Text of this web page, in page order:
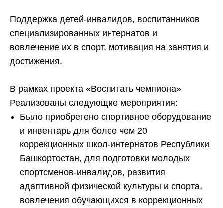
Поддержка детей-инвалидов, воспитанников
специализированных интернатов и
вовлечение их в спорт, мотивация на занятия и
достижения.
В рамках проекта «Воспитать чемпиона»
Реализованы следующие мероприятия:
Было приобретено спортивное оборудование
и инвентарь для более чем 20
коррекционных школ-интернатов Республики
Башкортостан, для подготовки молодых
спортсменов-инвалидов, развития
адаптивной физической культуры и спорта,
вовлечения обучающихся в коррекционных